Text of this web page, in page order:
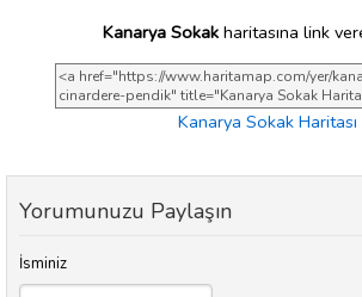
Kanarya Sokak haritasına link
Kanarya Sokak Haritası
Yorumunuzu Paylaşın
İsminiz